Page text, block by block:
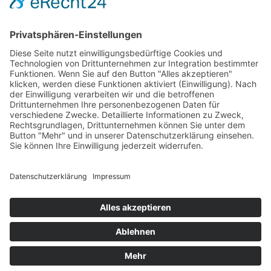
09.00 Uhr – 12.00 Uhr
Freitag
09.00 – 12.00 Uhr
Von Juni bis einschließlich 2. Samstag im September
zusätzlich:
Freitag 15.00 - 17.00 Uhr
Samstag 10.00 - 12.00 Uhr
geschlossen.
Datenschutzerklärung Impressum
Copyright 2020 ©Diez. Powered by